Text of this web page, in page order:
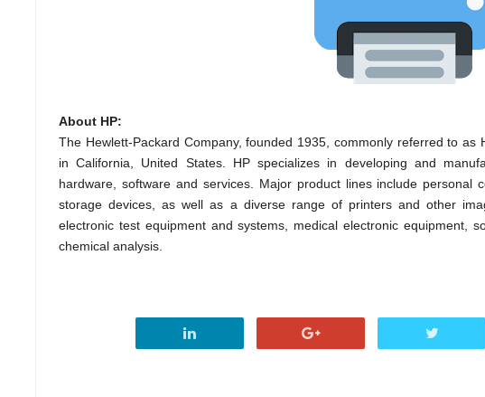
About HP:
The Hewlett-Packard Company, founded 1935, commonly referred to as
in California, United States. HP specializes in developing and
hardware, software and services. Major product lines include personal
storage devices, as well as a diverse range of printers and other
electronic test equipment and systems, medical electronic equipment,
chemical analysis.